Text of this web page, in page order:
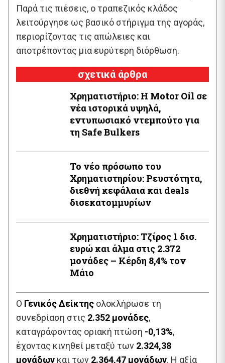
Παρά τις πιέσεις, ο τραπεζικός κλάδος
λειτούργησε ως βασικό στήριγμα της αγοράς,
περιορίζοντας τις απώλειες και
αποτρέποντας μια ευρύτερη διόρθωση.
σχετικά άρθρα
Χρηματιστήριο: Η Motor Oil σε
νέα ιστορικά υψηλά,
εντυπωσιακό ντεμπούτο για
τη Safe Bulkers
Το νέο πρόσωπο του
Χρηματιστηρίου: Ρευστότητα,
διεθνή κεφάλαια και deals
δισεκατομμυρίων
Χρηματιστήριο: Τζίρος 1 δισ.
ευρώ και άλμα στις 2.372
μονάδες – Κέρδη 8,4% τον
Μάιο
Ο Γενικός Δείκτης ολοκλήρωσε τη
συνεδρίαση στις 2.352 μονάδες,
καταγράφοντας οριακή πτώση -0,13%,
έχοντας κινηθεί μεταξύ των 2.324,38
μονάδων και των 2.364,47 μονάδων. Η αξία